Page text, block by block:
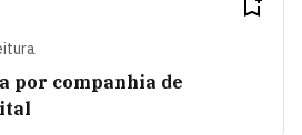
por companhia de